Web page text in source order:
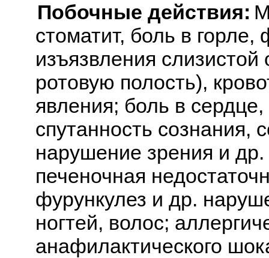
Побочные действия:
стоматит, боль в горле,
изъязвления
ротовую полость),
явления; боль в
спутанность сознания,
нарушение зрения и
печеночная
фурункулез и др.
ногтей, волос;
анафилактического